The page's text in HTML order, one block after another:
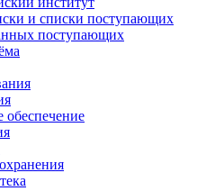
и списки поступающих
поступающих
обеспечение